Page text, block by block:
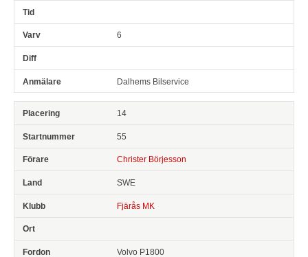
6
Dalhems Bilservice
14
55
Christer Börjesson
SWE
Fjärås MK
Volvo P1800